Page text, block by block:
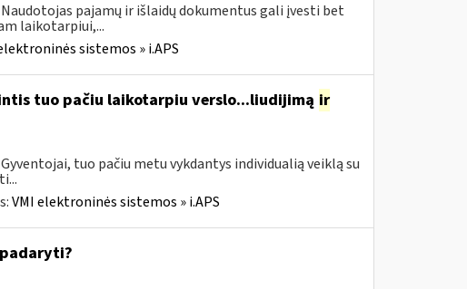
pajamų ir išlaidų dokumentus gali įvesti bet
laikotarpiui,...
sistemos » i.APS
tuo pačiu laikotarpiu verslo...liudijimą ir
tuo pačiu metu vykdantys individualią veiklą su
VMI elektroninės sistemos » i.APS